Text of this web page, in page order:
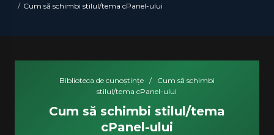
Cum să schimbi stilul/tema cPanel-ului
Biblioteca de cunoștințe /
Cum să schimbi
stilul/tema cPanel-ului
Cum să schimbi stilul/tema
cPanel-ului